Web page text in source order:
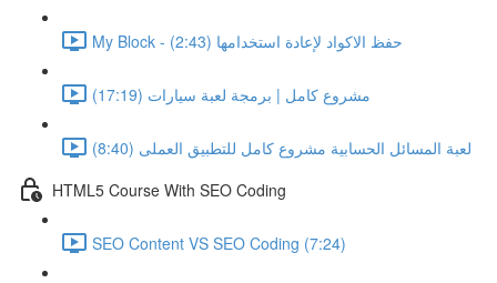
My Block - حفظ الاكواد لإعادة استخدامها (2:43)
مشروع كامل | برمجة لعبة سيارات (17:19)
لعبة المسائل الحسابية مشروع كامل للتطبيق العملى (8:40)
HTML5 Course With SEO Coding
SEO Content VS SEO Coding (7:24)